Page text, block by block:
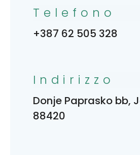
Telefono
+387 62 505 328
Indirizzo
Donje Paprasko bb,
88420